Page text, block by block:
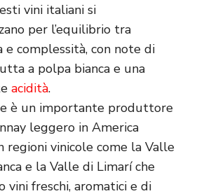
vini italiani si
per l’equilibrio tra
e complessità, con note di
a polpa bianca e una
acidità.
è un importante produttore
leggero in America
regioni vinicole come la Valle
e la Valle di Limarí che
vini freschi, aromatici e di